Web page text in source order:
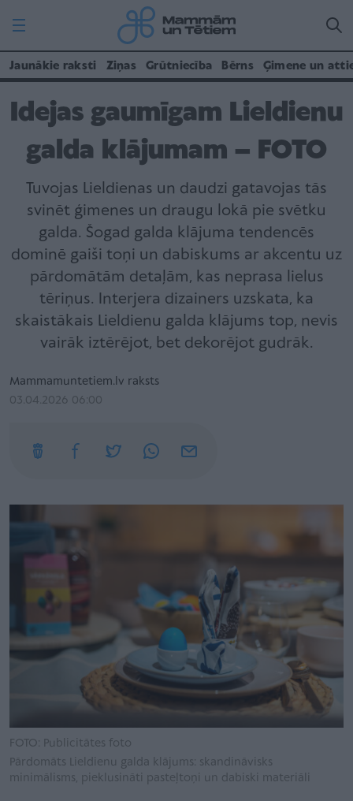
Jaunākie raksti Ziņas Grūtniecība Bērns Ģimene un
Idejas gaumīgam Lieldienu
galda klājumam – FOTO
Tuvojas Lieldienas un daudzi gatavojas tās
svinēt ģimenes un draugu lokā pie svētku
galda. Šogad galda klājuma tendencēs
dominē gaiši toņi un dabiskums ar akcentu uz
pārdomātām detaļām, kas neprasa lielus
tēriņus. Interjera dizainers uzskata, ka
skaistākais Lieldienu galda klājums top, nevis
vairāk iztērējot, bet dekorējot gudrāk.
Mammamuntetiem.lv raksts
03.04.2026 06:00
FOTO: Publicitātes foto
Pārdomāts Lieldienu galda klājums: skandināvisks
minimālisms, pieklusināti pasteļtoņi un dabiski materiāli